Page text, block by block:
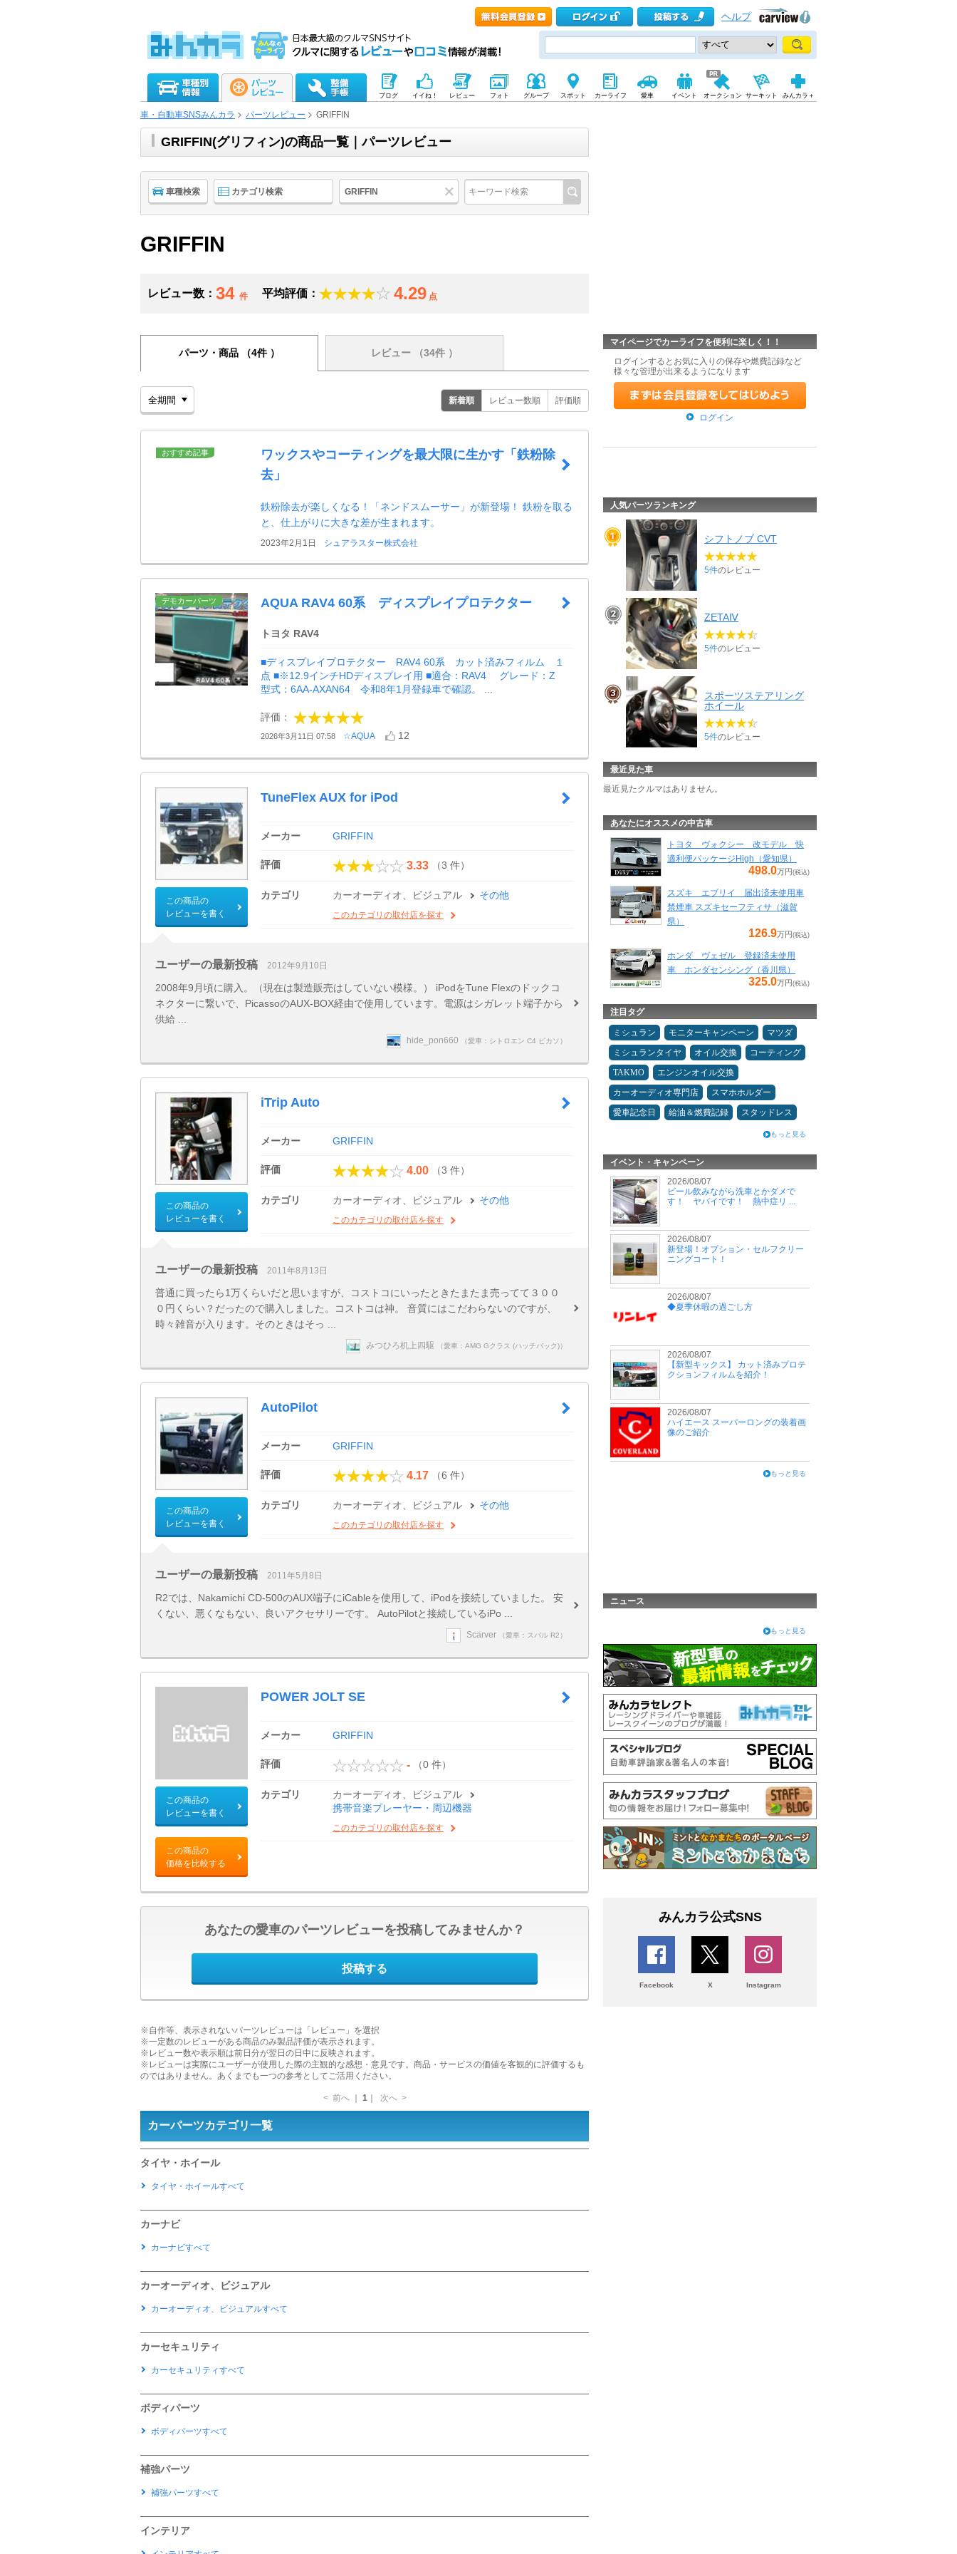
ヘルプ
ブログ イイね！ レビュー フォト グループ スポット カーライフ 愛車 イベント オークション サーキット みんカラ＋
車・自動車SNSみんカラ パーツレビュー GRIFFIN
GRIFFIN(グリフィン)の商品一覧｜パーツレビュー
車種検索 カテゴリ検索 GRIFFIN
GRIFFIN
レビュー数： 34 件 平均評価： 4.29 点
パーツ・商品 （4件 ） レビュー （34件 ）
新着順 レビュー数順 評価順
おすすめ記事
ワックスやコーティングを最大限に生かす「鉄粉除
去」
鉄粉除去が楽しくなる！「ネンドスムーサー」が新登場！ 鉄粉を取る
と、仕上がりに大きな差が生まれます。
2023年2月1日 シュアラスター株式会社
デモカーパーツ AQUA RAV4 60系 ディスプレイプロテクター
トヨタ RAV4
■ディスプレイプロテクター RAV4 60系 カット済みフィルム １
点 ■※12.9インチHDディスプレイ用 ■適合：RAV4 グレード：Z
型式：6AA-AXAN64 令和8年1月登録車で確認。 ...
評価：
2026年3月11日 07:58 ☆AQUA 12
この商品の
レビューを書く
TuneFlex AUX for iPod
メーカー GRIFFIN
評価 3.33 （3 件）
カテゴリ カーオーディオ、ビジュアル その他
このカテゴリの取付店を探す
ユーザーの最新投稿 2012年9月10日
2008年9月頃に購入。（現在は製造販売はしていない模様。） iPodをTune Flexのドックコ
ネクターに繋いで、PicassoのAUX-BOX経由で使用しています。電源はシガレット端子から
供給 ...
hide_pon660 （愛車：シトロエン C4 ピカソ）
この商品の
レビューを書く
iTrip Auto
メーカー GRIFFIN
評価 4.00 （3 件）
カテゴリ カーオーディオ、ビジュアル その他
このカテゴリの取付店を探す
ユーザーの最新投稿 2011年8月13日
普通に買ったら1万くらいだと思いますが、コストコにいったときたまたま売ってて３００
０円くらい？だったので購入しました。コストコは神。 音質にはこだわらないのですが、
時々雑音が入ります。そのときはそっ ...
みつひろ机上四駆 （愛車：AMG Gクラス (ハッチバック)）
この商品の
レビューを書く
AutoPilot
メーカー GRIFFIN
評価 4.17 （6 件）
カテゴリ カーオーディオ、ビジュアル その他
このカテゴリの取付店を探す
ユーザーの最新投稿 2011年5月8日
R2では、Nakamichi CD-500のAUX端子にiCableを使用して、iPodを接続していました。 安
くない、悪くなもない、良いアクセサリーです。 AutoPilotと接続しているiPo ...
Scarver （愛車：スバル R2）
この商品の
レビューを書く
この商品の
価格を比較する
POWER JOLT SE
メーカー GRIFFIN
評価 - （0 件）
カテゴリ
カーオーディオ、ビジュアル
携帯音楽プレーヤー・周辺機器
このカテゴリの取付店を探す
あなたの愛車のパーツレビューを投稿してみませんか？
投稿する
※自作等、表示されないパーツレビューは「レビュー」を選択
※一定数のレビューがある商品のみ製品評価が表示されます。
※レビュー数や表示順は前日分が翌日の日中に反映されます。
※レビューは実際にユーザーが使用した際の主観的な感想・意見です。商品・サービスの価値を客観的に評価するも
のではありません。あくまでも一つの参考としてご活用ください。
< 前へ 1｜ 次へ >
カーパーツカテゴリ一覧
タイヤ・ホイール
タイヤ・ホイールすべて
カーナビ
カーナビすべて
カーオーディオ、ビジュアル
カーオーディオ、ビジュアルすべて
カーセキュリティ
カーセキュリティすべて
ボディパーツ
ボディパーツすべて
補強パーツ
補強パーツすべて
インテリア
マイページでカーライフを便利に楽しく！！
ログインするとお気に入りの保存や燃費記録など
様々な管理が出来るようになります
ログイン
人気パーツランキング
シフトノブ CVT
5件のレビュー
ZETAⅣ
5件のレビュー
スポーツステアリング
ホイール
5件のレビュー
最近見た車
最近見たクルマはありません。
あなたにオススメの中古車
トヨタ ヴォクシー 改モデル 快
適利便パッケージHigh（愛知県）
498.0万円(税込)
スズキ エブリイ 届出済未使用車
禁煙車 スズキセーフティサ（滋賀
県）
126.9万円(税込)
ホンダ ヴェゼル 登録済未使用
車 ホンダセンシング（香川県）
325.0万円(税込)
注目タグ
ミシュラン モニターキャンペーン
マツダ
ミシュランタイヤ
オイル交換
コーティング
TAKMO
エンジンオイル交換
カーオーディオ専門店
スマホホルダー
愛車記念日
給油＆燃費記録 スタッドレス
もっと見る
イベント・キャンペーン
2026/08/07
ビール飲みながら洗車とかダメで
す！ ヤバイです！ 熱中症リ ...
2026/08/07
新登場！オプション・セルフクリー
ニングコート！
2026/08/07
◆夏季休暇の過ごし方
2026/08/07
【新型キックス】 カット済みプロテ
クションフィルムを紹介！
2026/08/07
ハイエース スーパーロングの装着画
像のご紹介
もっと見る
ニュース
もっと見る
みんカラ公式SNS
Facebook X Instagram